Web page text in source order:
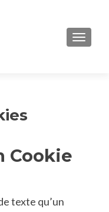
Cookie
texte qu’un